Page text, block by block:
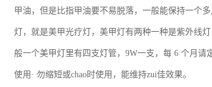
甲油，但是比指甲油要不易脱落，一般能保持一个
灯，就是美甲光疗灯，美甲灯有两种一种是紫外线
般一个美甲灯里有四支灯管，9W一支，每 6 个月请
使用· 勿缩短或chao时使用，能维持zui佳效果。